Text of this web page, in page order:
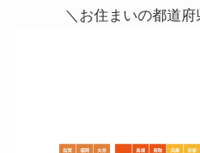
＼お住まいの都道